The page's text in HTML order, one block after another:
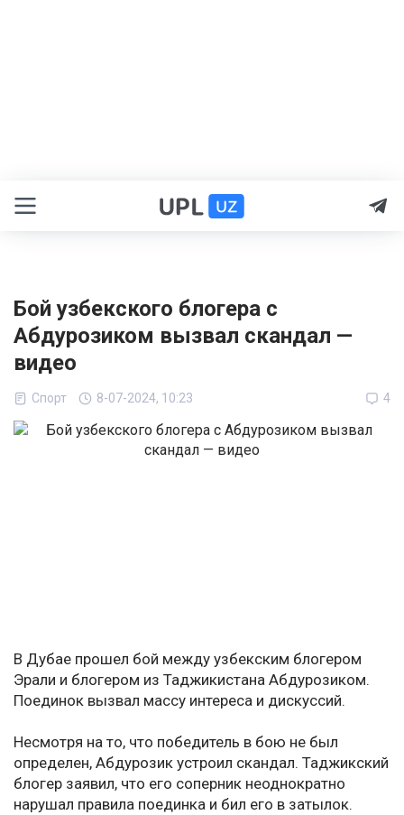
Бой узбекского блогера с
Абдурозиком вызвал скандал —
видео
Спорт 8-07-2024, 10:23 4
В Дубае прошел бой между узбекским блогером
Эрали и блогером из Таджикистана Абдурозиком.
Поединок вызвал массу интереса и дискуссий.
Несмотря на то, что победитель в бою не был
определен, Абдурозик устроил скандал. Таджикский
блогер заявил, что его соперник неоднократно
нарушал правила поединка и бил его в затылок.